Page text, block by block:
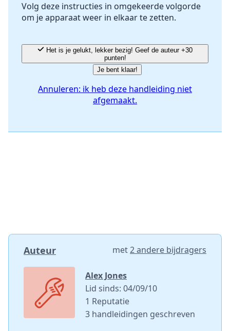
Annuleren Plaats opmerking
Volg deze instructies in omgekeerde volgorde
om je apparaat weer in elkaar te zetten.
punten!
Je bent klaar!
Annuleren: ik heb deze handleiding niet
afgemaakt.
Auteur met2 andere bijdragers
Alex Jones
Lid sinds: 04/09/10
1 Reputatie
3 handleidingen geschreven